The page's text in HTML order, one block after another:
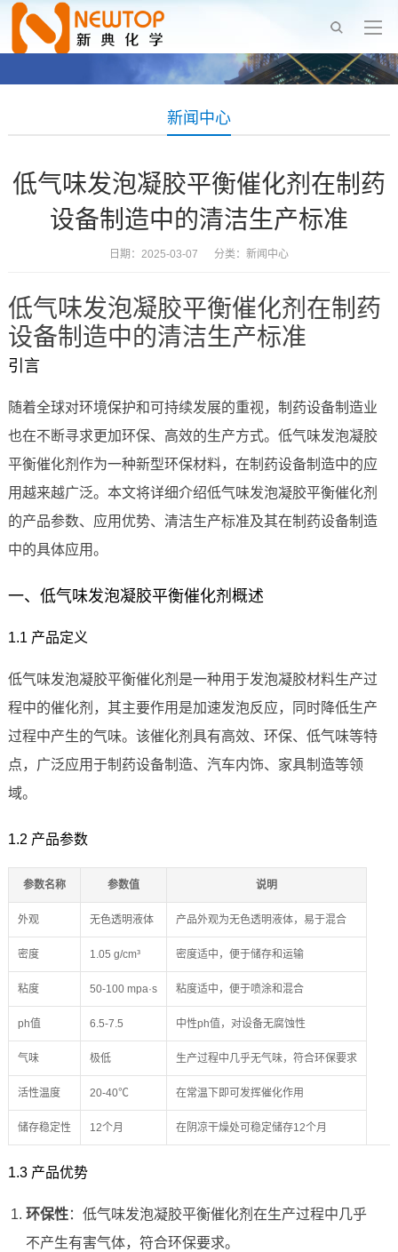
新闻中心
低气味发泡凝胶平衡催化剂在制药
设备制造中的清洁生产标准
日期：2025-03-07 分类： 新闻中心
低气味发泡凝胶平衡催化剂在制药
设备制造中的清洁生产标准
引言
随着全球对环境保护和可持续发展的重视，制药设备制造业
也在不断寻求更加环保、高效的生产方式。低气味发泡凝胶
平衡催化剂作为一种新型环保材料，在制药设备制造中的应
用越来越广泛。本文将详细介绍低气味发泡凝胶平衡催化剂
的产品参数、应用优势、清洁生产标准及其在制药设备制造
中的具体应用。
一、低气味发泡凝胶平衡催化剂概述
1.1 产品定义
低气味发泡凝胶平衡催化剂是一种用于发泡凝胶材料生产过
程中的催化剂，其主要作用是加速发泡反应，同时降低生产
过程中产生的气味。该催化剂具有高效、环保、低气味等特
点，广泛应用于制药设备制造、汽车内饰、家具制造等领
域。
1.2 产品参数
参数名称 参数值 说明
外观 无色透明液体 产品外观为无色透明液体，易于混合
密度 1.05 g/cm³ 密度适中，便于储存和运输
粘度 50-100 mpa·s 粘度适中，便于喷涂和混合
ph值 6.5-7.5 中性ph值，对设备无腐蚀性
气味 极低 生产过程中几乎无气味，符合环保要求
活性温度 20-40℃ 在常温下即可发挥催化作用
储存稳定性 12个月 在阴凉干燥处可稳定储存12个月
1.3 产品优势
环保性：低气味发泡凝胶平衡催化剂在生产过程中几乎
不产生有害气体，符合环保要求。